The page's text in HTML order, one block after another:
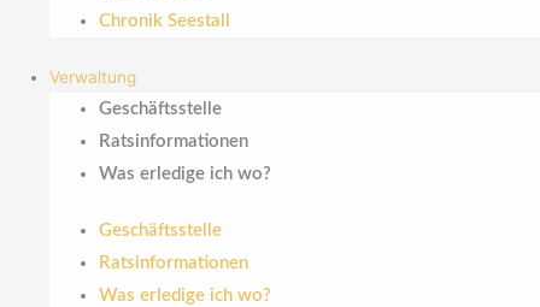
Chronik Seestall
Verwaltung
Geschäftsstelle
Ratsinformationen
Was erledige ich wo?
Geschäftsstelle
Ratsinformationen
Was erledige ich wo?